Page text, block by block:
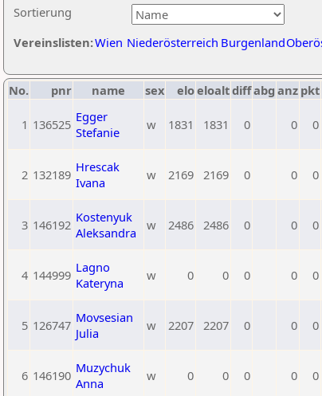
Sortierung
Vereinslisten:Wien Niederösterreich Burgenland
No. pnr name sex eloeloaltdiffabg anz pkt
1 136525 Egger
Stefanie
w 1831 1831 0 0 0
2 132189 Hrescak
Ivana
w 2169 2169 0 0 0
3 146192 Kostenyuk
Aleksandra
w 2486 2486 0 0 0
4 144999 Lagno
Kateryna
w 0 0 0 0 0
5 126747 Movsesian
Julia
w 2207 2207 0 0 0
6 146190 Muzychuk
Anna
w 0 0 0 0 0